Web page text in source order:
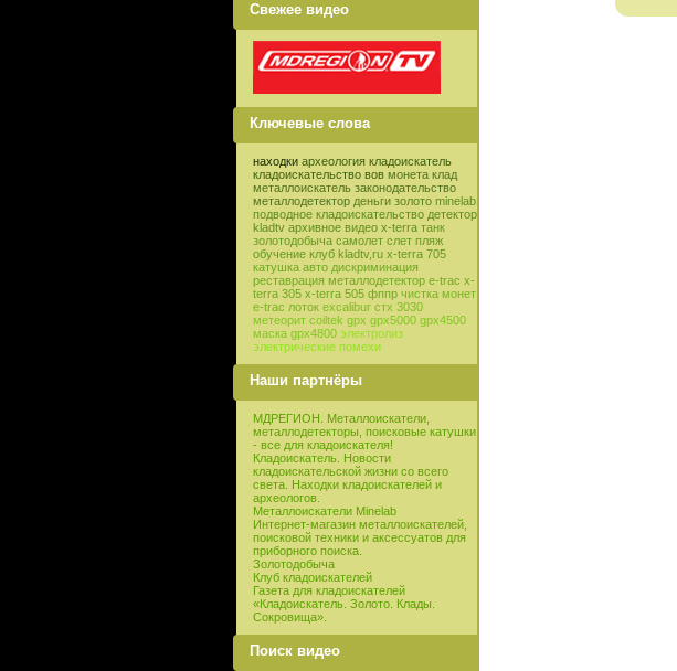
Свежее видео
Ключевые слова
находки археология кладоискатель
кладоискательство вов монета клад
металлоискатель законодательство
металлодетектор деньги золото minelab
подводное кладоискательство детектор
kladtv архивное видео x-terra танк
золотодобыча самолет слет пляж
обучение клуб kladtv,ru x-terra 705
катушка авто дискриминация
реставрация металлодетектор e-trac x-
terra 305 x-terra 505 фппр чистка монет
e-trac лоток excalibur стх 3030
метеорит coiltek gpx gpx5000 gpx4500
маска gpx4800 электролиз
электрические помехи
Наши партнёры
МДРЕГИОН. Металлоискатели,
металлодетекторы, поисковые катушки
- все для кладоискателя!
Кладоискатель. Новости
кладоискательской жизни со всего
света. Находки кладоискателей и
археологов.
Металлоискатели Minelab
Интернет-магазин металлоискателей,
поисковой техники и аксессуатов для
приборного поиска.
Золотодобыча
Клуб кладоискателей
Газета для кладоискателей
«Кладоискатель. Золото. Клады.
Сокровища».
Поиск видео